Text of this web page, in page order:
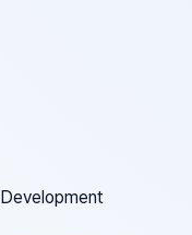
Development